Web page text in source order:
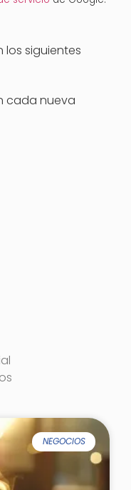
los siguientes
cada nueva
NEGOCIOS